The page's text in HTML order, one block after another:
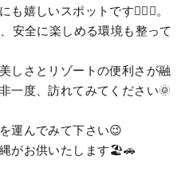
嬉しいスポットです🏄‍♀️🌊。
安全に楽しめる環境も整って
しさとリゾートの便利さが融
一度、訪れてみてください🌞
運んでみて下さい😉
がお供いたします🏖️🚗